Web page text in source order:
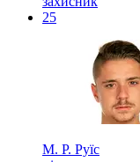
25
М. Р. Руїс